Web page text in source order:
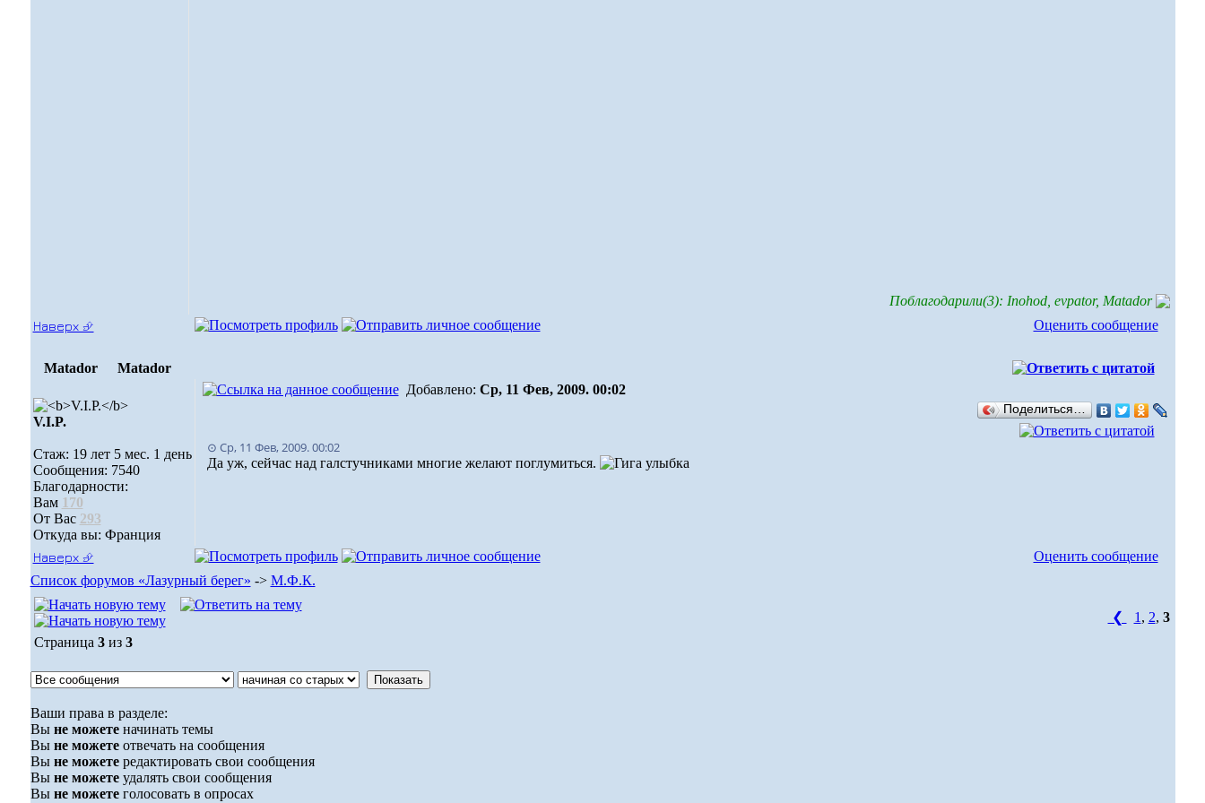
Поблагодарили(3): Inohod, evpator, Matador
Наверх ⮵
Оценить сообщение
Matador Matador
V.I.P.
Стаж: 19 лет 5 мес. 1 день
Сообщения: 7540
Благодарности:
Вам 170
От Вас 293
Откуда вы: Франция
Добавлено: Ср, 11 Фев, 2009. 00:02
Поделиться…
⊙ Ср, 11 Фев, 2009. 00:02
Да уж, сейчас над галстучниками многие желают поглумиться.
Наверх ⮵
Оценить сообщение
Список форумов «Лазурный берег» -> М.Ф.К.
❮ 1 , 2, 3
Страница 3из 3
Ваши права в разделе:
Вы не можетеначинать темы
Вы не можетеотвечать на сообщения
Вы не можетередактировать свои сообщения
Вы не можетеудалять свои сообщения
Вы не можетеголосовать в опросах